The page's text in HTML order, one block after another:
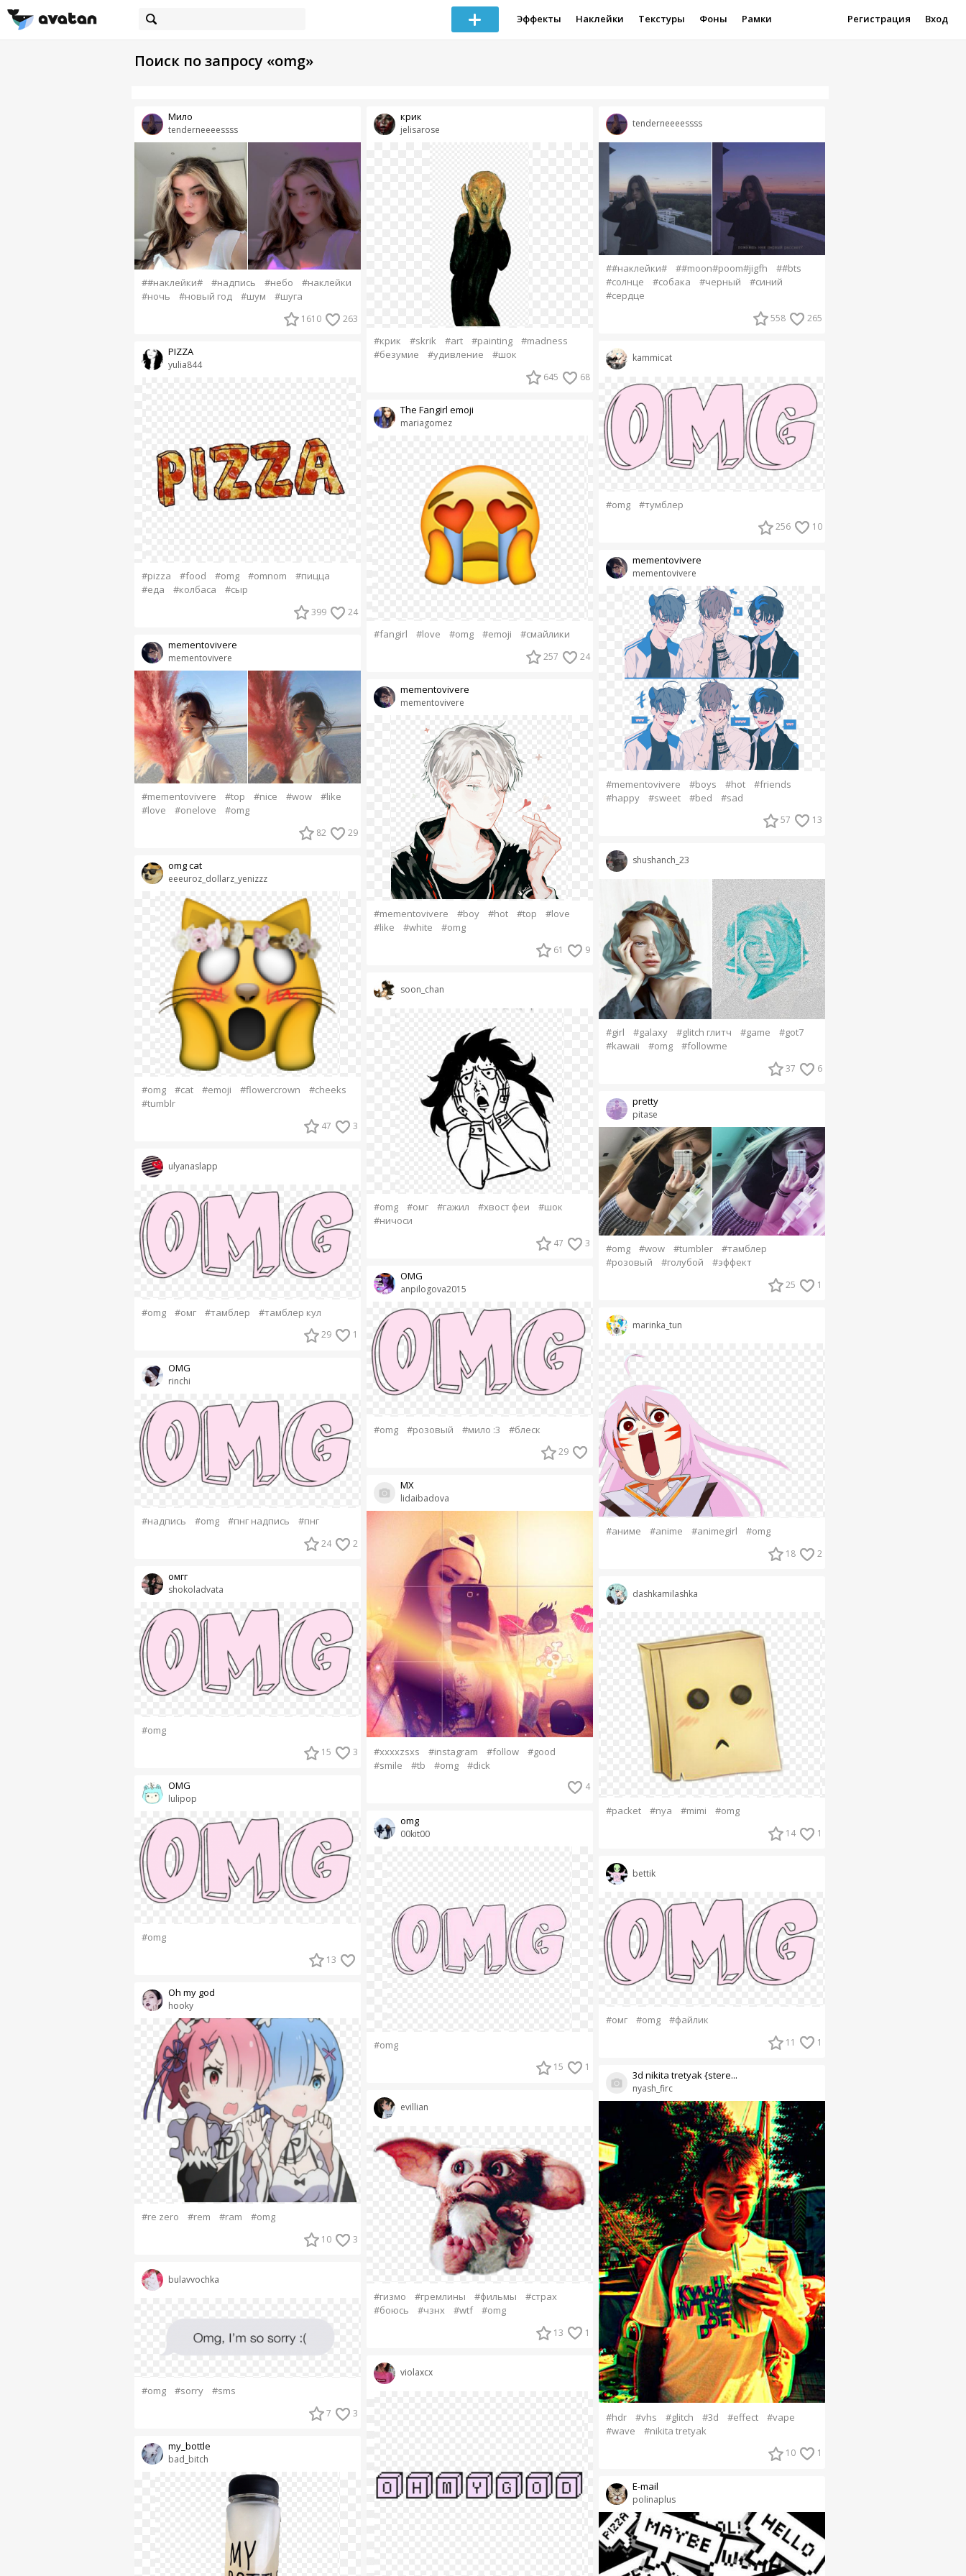
Эффекты Наклейки Текстуры Фоны Рамки Регистрация Вход
Поиск по запросу «omg»
tenderneeeessss
Мило
##наклейки# #надпись #небо
#наклейки
#ночь
#новый год #шум #шуга
1610 263
yulia844
PIZZA
#pizza #food #omg #omnom
#пицца
#еда
#колбаса #сыр
399 24
mementovivere
mementovivere
#mementovivere #top #nice #wow
#like
#love
#onelove #omg
82 29
eeeuroz_dollarz_yenizzz
omg cat
#omg #cat #emoji #flowercrown
#cheeks
#tumblr
47 3
ulyanaslapp
#omg #омг #тамблер #тамблер кул
29 1
rinchi
OMG
#надпись #omg #пнг надпись #пнг
24 2
shokoladvata
омгг
#omg
15 3
lulipop
OMG
#omg
13
hooky
Oh my god
#re zero #rem #ram #omg
10 3
bulavvochka
#omg #sorry #sms
7 3
bad_bitch
my_bottle
jelisarose
крик
#крик #skrik #art #painting
#madness
#безумие
#удивление #шок
645 68
mariagomez
The Fangirl emoji
#fangirl #love #omg #emoji #смайлики
257 24
mementovivere
mementovivere
#mementovivere #boy #hot #top
#love
#like
#white #omg
61 9
soon_chan
#omg #омг #гажил #хвост феи
#шок
#ничоси
47 3
anpilogova2015
OMG
#omg #розовый #мило :3 #блеск
29
lidaibadova
MX
#xxxxzsxs #instagram #follow
#good
#smile
#tb #omg #dick
4
00kit00
omg
#omg
15 1
evillian
#гизмо #гремлины #фильмы
#страх
#боюсь
#чзнх #wtf #omg
13 1
violaxcx
tenderneeeessss
##наклейки# ##moon#poom#jigfh
##bts
#солнце
#собака #черный
#синий
#сердце
558 265
kammicat
#omg #тумблер
256 10
mementovivere
mementovivere
#mementovivere #boys #hot
#friends
#happy
#sweet #bed #sad
57 13
shushanch_23
#girl #galaxy #glitch глитч #game
#got7
#kawaii
#omg #followme
37 6
pitase
pretty
#omg #wow #tumbler
#тамблер
#розовый
#голубой #эффект
25 1
marinka_tun
#аниме #anime #animegirl #omg
18 2
dashkamilashka
#packet #nya #mimi #omg
14 1
bettik
#омг #omg #файлик
11 1
nyash_firc
3d nikita tretyak {stere...
#hdr #vhs #glitch #3d #effect
#vape
#wave
#nikita tretyak
10 1
polinaplus
E-mail